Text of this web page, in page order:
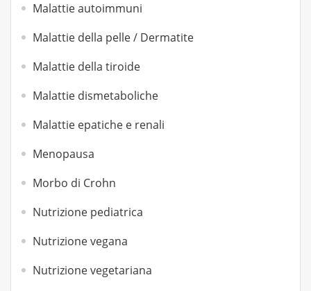
Malattie autoimmuni
Malattie della pelle / Dermatite
Malattie della tiroide
Malattie dismetaboliche
Malattie epatiche e renali
Menopausa
Morbo di Crohn
Nutrizione pediatrica
Nutrizione vegana
Nutrizione vegetariana